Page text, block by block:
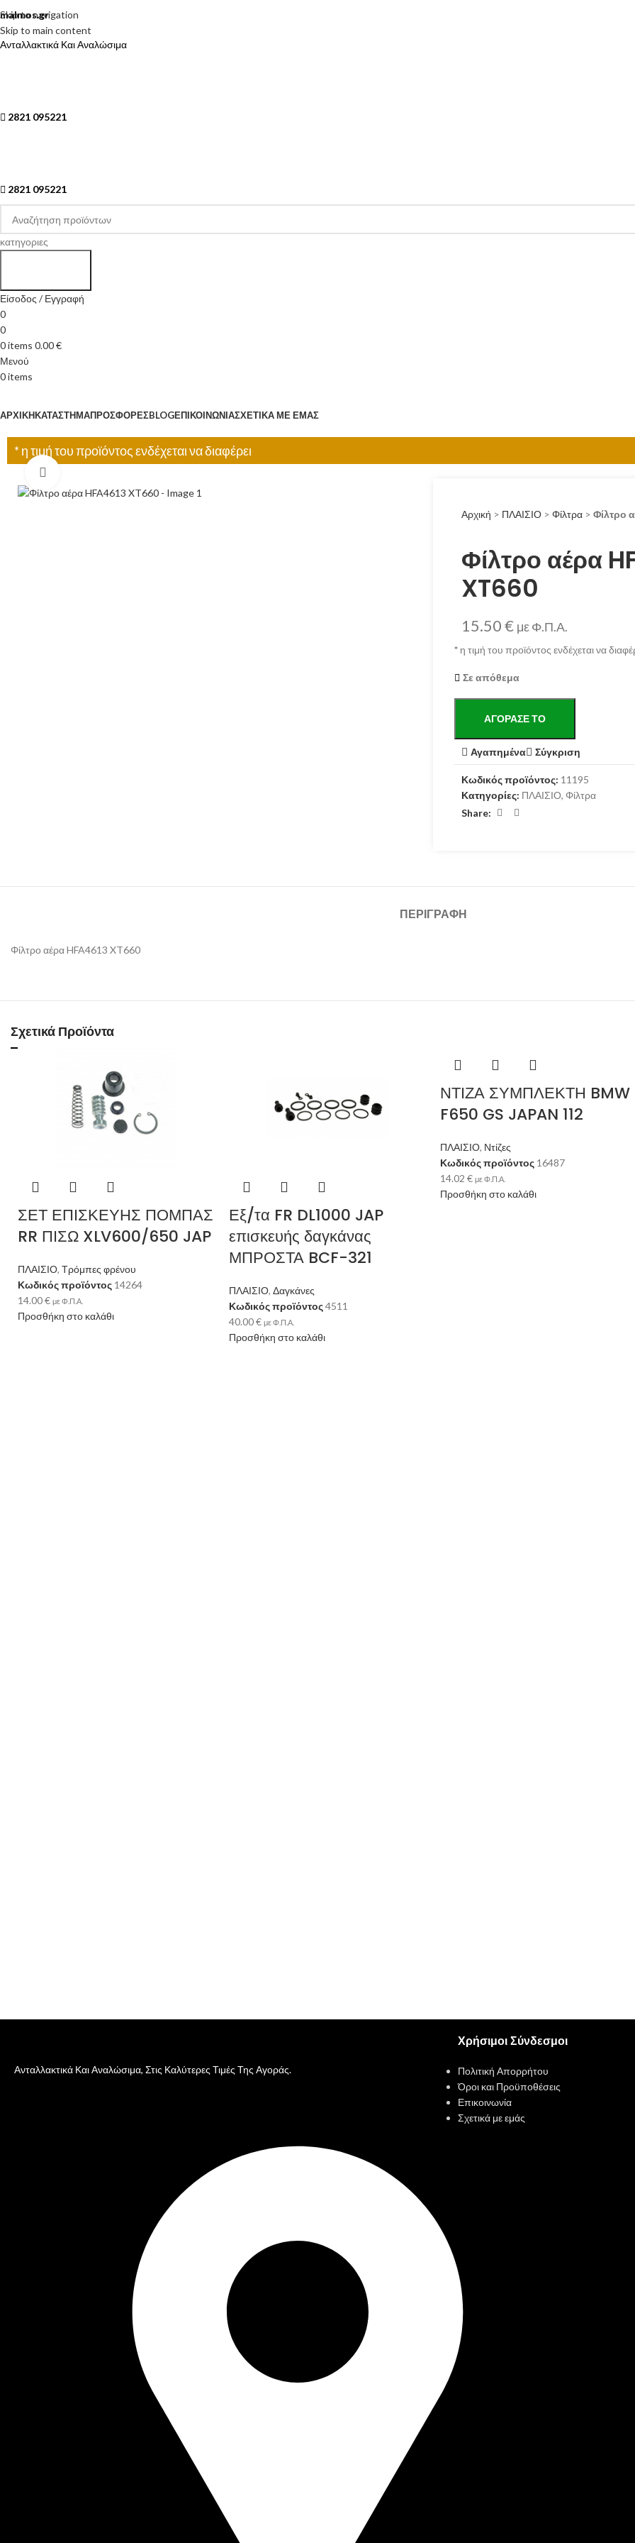
Skip to navigation
Skip to main content
malmos.gr
Ανταλλακτικά Και Αναλώσιμα
2821 095221
2821 095221
κατηγοριες
Είσοδος / Εγγραφή
0
0
0items 0.00€
Μενού
0items
ΑΡΧΙΚΉΚΑΤΆΣΤΗΜΑΠΡΟΣΦΟΡΈΣBLOGΕΠΙΚΟΙΝΩΝΊΑΣΧΕΤΙΚΆ ΜΕ ΕΜΆΣ
* η τιμή του προϊόντος ενδέχεται να διαφέρει
Αρχική > ΠΛΑΙΣΙΟ > Φίλτρα > Φίλτρο
Φίλτρο αέρα
XT660
15.50€ με Φ.Π.Α.
*η τιμή του προϊόντος ενδέχεται να
Σε απόθεμα
ΑΓΌΡΑΣΕ ΤΟ
Αγαπημένα Σύγκριση
Κωδικός προϊόντος: 11195
Κατηγορίες: ΠΛΑΙΣΙΟ, Φίλτρα
Share:
ΠΕΡΙΓΡΑΦΉ
Φίλτρο αέρα HFA4613 XT660
Σχετικά Προϊόντα
ΣΕΤ ΕΠΙΣΚΕΥΗΣ ΠΟΜΠΑΣ
RR ΠΙΣΩ XLV600/650 JAP
ΠΛΑΙΣΙΟ, Τρόμπες φρένου
Κωδικός προϊόντος 14264
14.00€ με Φ.Π.Α.
Προσθήκη στο καλάθι
Εξ/τα FR DL1000 JAP
επισκευής δαγκάνας
ΜΠΡΟΣΤΑ BCF-321
ΠΛΑΙΣΙΟ, Δαγκάνες
Κωδικός προϊόντος4511
40.00€ με Φ.Π.Α.
Προσθήκη στο καλάθι
ΝΤΙΖΑ ΣΥΜΠΛΕΚΤΗ BMW
F650 GS JAPAN 112
ΠΛΑΙΣΙΟ, Ντίζες
Κωδικός προϊόντος 16487
14.02 € με Φ.Π.Α.
Προσθήκη στο καλάθι
Ανταλλακτικά Και Αναλώσιμα, Στις Καλύτερες Τιμές Της Αγοράς.
Χρήσιμοι Σύνδεσμοι
Πολιτική Απορρήτου
Όροι και Προϋποθέσεις
Επικοινωνία
Σχετικά με εμάς